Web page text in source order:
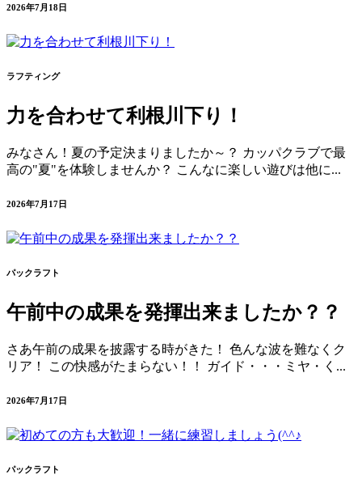
2026年7月18日
ラフティング
力を合わせて利根川下り！
みなさん！夏の予定決まりましたか～？ カッパクラブで最
高の"夏"を体験しませんか？ こんなに楽しい遊びは他に...
2026年7月17日
パックラフト
午前中の成果を発揮出来ましたか？？
さあ午前の成果を披露する時がきた！ 色んな波を難なくク
リア！ この快感がたまらない！！ ガイド・・・ミヤ・く...
2026年7月17日
パックラフト